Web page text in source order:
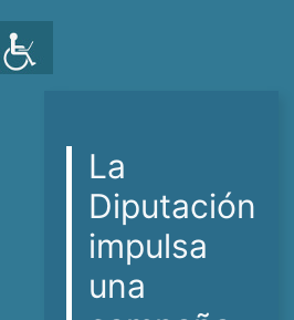
La
Diputación
impulsa
una